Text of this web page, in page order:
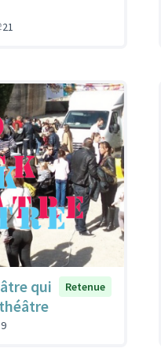
21
qui
Retenue
9